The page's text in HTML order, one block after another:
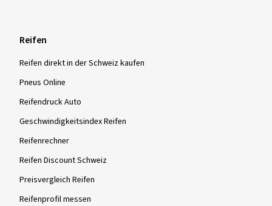
Reifen
Reifen direkt in der Schweiz kaufen
Pneus Online
Reifendruck Auto
Geschwindigkeitsindex Reifen
Reifenrechner
Reifen Discount Schweiz
Preisvergleich Reifen
Reifenprofil messen